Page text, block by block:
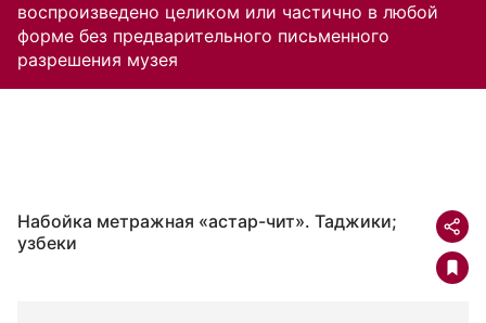
воспроизведено целиком или частично в любой
форме без предварительного письменного
разрешения музея
Набойка метражная «астар-чит». Таджики;
узбеки